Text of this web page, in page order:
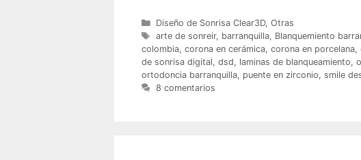
Categorías
Diseño de Sonrisa Clear3D, Otras
Etiquetas
arte de sonreir, barranquilla, Blanquemiento
colombia, corona en cerámica, corona en porcelana,
de sonrisa digital, dsd, laminas de blanqueamiento,
ortodoncia barranquilla, puente en zirconio, smile
8 comentarios